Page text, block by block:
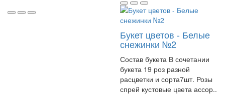
Букет цветов - Белые
снежинки №2
Состав букета В сочетании
букета 19 роз разной
расцветки и сорта7шт. Розы
спрей кустовые цвета ассор..